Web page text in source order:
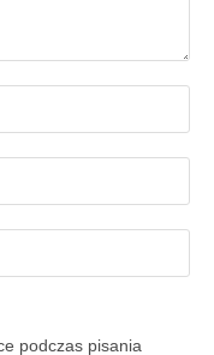
podczas pisania